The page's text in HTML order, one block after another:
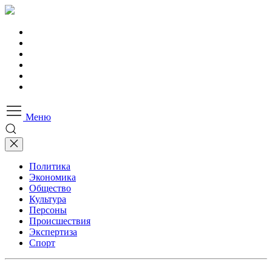
Меню
Политика
Экономика
Общество
Культура
Персоны
Происшествия
Экспертиза
Спорт